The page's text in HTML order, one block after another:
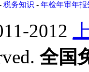
税务知识 - 年检年审年报
2012
全国